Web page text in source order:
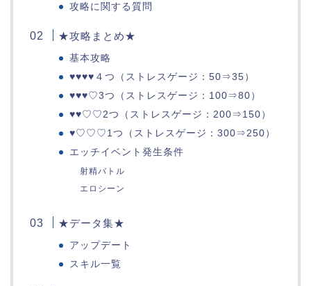
攻略に関する質問
★攻略まとめ★
基本攻略
♥♥♥♥４つ（ストレスゲージ：50⇒35）
♥♥♥♡3つ（ストレスゲージ：100⇒80）
♥♥♡♡2つ（ストレスゲージ：200⇒150）
♥♡♡♡1つ（ストレスゲージ：300⇒250）
エッチイベント発生条件
射精バトル
エロシーン
★データ集★
アップデート
スキル一覧